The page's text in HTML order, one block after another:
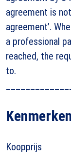
agreement is
agreement’.
a professional
reached, the
to.
Kenmerken
Koopprijs